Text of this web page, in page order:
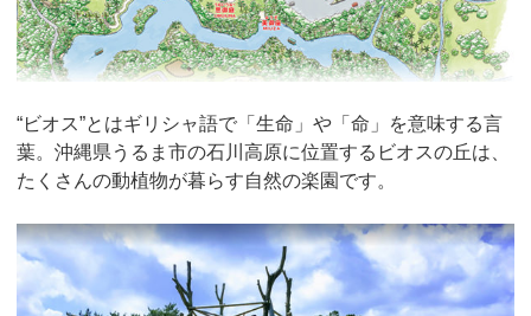
“ビオス”とはギリシャ語で「生命」や「命」を意味する言
葉。沖縄県うるま市の石川高原に位置するビオスの丘は、
たくさんの動植物が暮らす自然の楽園です。